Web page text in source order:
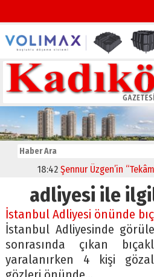
18:42 Şennur Üzgen’in
adliyesi ile
İstanbul Adliyesi önünde
İstanbul Adliyesinde
sonrasında çıkan
yaralanırken 4 kişi